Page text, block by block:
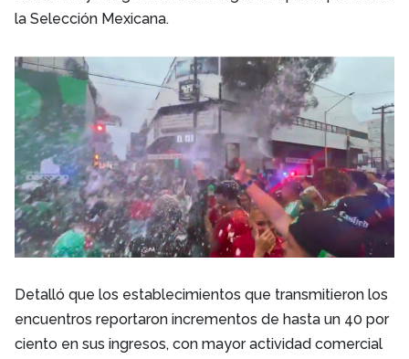
la Selección Mexicana.
Detalló que los establecimientos que transmitieron los
encuentros reportaron incrementos de hasta un 40 por
ciento en sus ingresos, con mayor actividad comercial